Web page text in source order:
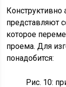
Конструктивно
представляют
которое
проема. Для
понадобится:
Рис. 10: